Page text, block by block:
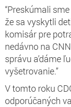
“Preskúmali
že sa vyskytli
komisár pre
nedávno na
správu a’dáme
vyšetrovanie.”
V tomto roku
odporúčaných